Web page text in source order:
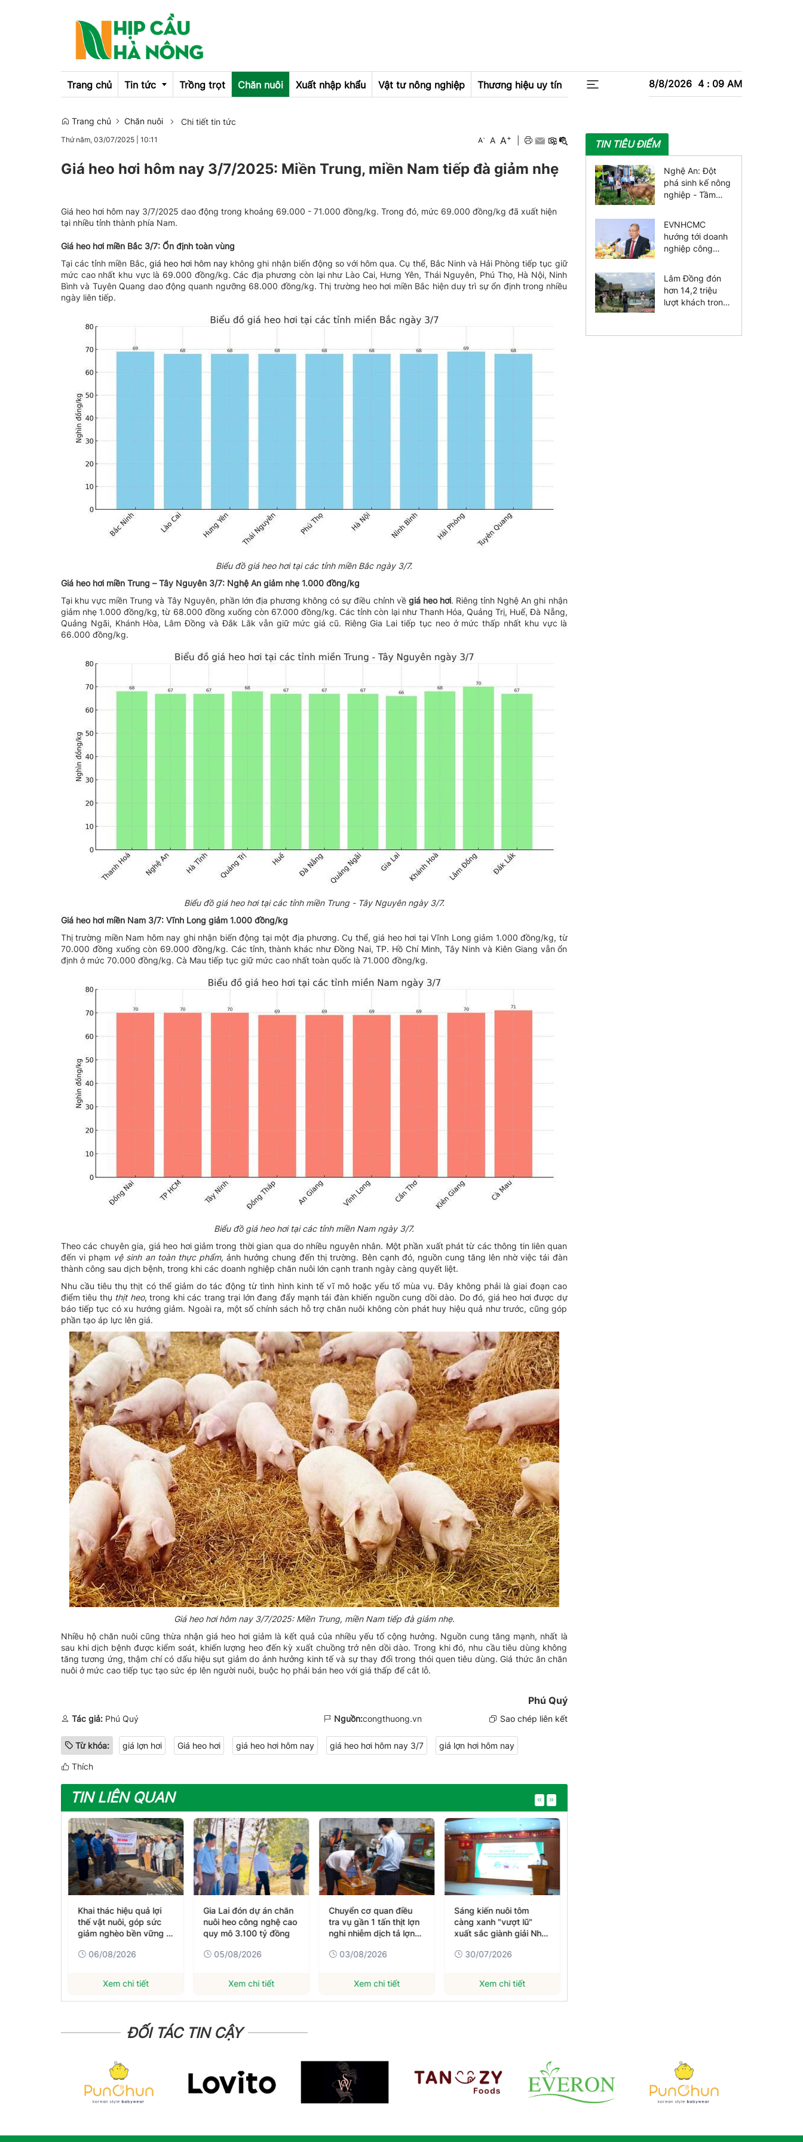
8/8/2026 4 : 09 AM
Trang chủ Tin tức
Emagazine
OCOP
Trồng trọt Chăn nuôi Xuất nhập khẩu Vật tư nông nghiệp Thương hiệu uy tín
Trang chủ Chăn nuôi Chi tiết tin tức
Thứ năm, 03/07/2025 10:11 A- A A+
Giá heo hơi hôm nay 3/7/2025: Miền Trung, miền Nam tiếp đà giảm nhẹ
Giá heo hơi hôm nay 3/7/2025 dao động trong khoảng 69.000 - 71.000 đồng/kg. Trong đó, mức 69.000 đồng/kg đã xuất hiện
tại nhiều tỉnh thành phía Nam.
Giá heo hơi miền Bắc 3/7: Ổn định toàn vùng
Tại các tỉnh miền Bắc, giá heo hơi hôm nay không ghi nhận biến động so với hôm qua. Cụ thể, Bắc Ninh và Hải Phòng tiếp tục giữ
mức cao nhất khu vực là 69.000 đồng/kg. Các địa phương còn lại như Lào Cai, Hưng Yên, Thái Nguyên, Phú Thọ, Hà Nội, Ninh
Bình và Tuyên Quang dao động quanh ngưỡng 68.000 đồng/kg. Thị trường heo hơi miền Bắc hiện duy trì sự ổn định trong nhiều
ngày liên tiếp.
Biểu đồ giá heo hơi tại các tỉnh miền Bắc ngày 3/7.
Giá heo hơi miền Trung – Tây Nguyên 3/7: Nghệ An giảm nhẹ 1.000 đồng/kg
Tại khu vực miền Trung và Tây Nguyên, phần lớn địa phương không có sự điều chỉnh về giá heo hơi. Riêng tỉnh Nghệ An ghi nhận
giảm nhẹ 1.000 đồng/kg, từ 68.000 đồng xuống còn 67.000 đồng/kg. Các tỉnh còn lại như Thanh Hóa, Quảng Trị, Huế, Đà Nẵng,
Quảng Ngãi, Khánh Hòa, Lâm Đồng và Đắk Lắk vẫn giữ mức giá cũ. Riêng Gia Lai tiếp tục neo ở mức thấp nhất khu vực là
66.000 đồng/kg.
Biểu đồ giá heo hơi tại các tỉnh miền Trung - Tây Nguyên ngày 3/7.
Giá heo hơi miền Nam 3/7: Vĩnh Long giảm 1.000 đồng/kg
Thị trường miền Nam hôm nay ghi nhận biến động tại một địa phương. Cụ thể, giá heo hơi tại Vĩnh Long giảm 1.000 đồng/kg, từ
70.000 đồng xuống còn 69.000 đồng/kg. Các tỉnh, thành khác như Đồng Nai, TP. Hồ Chí Minh, Tây Ninh và Kiên Giang vẫn ổn
định ở mức 70.000 đồng/kg. Cà Mau tiếp tục giữ mức cao nhất toàn quốc là 71.000 đồng/kg.
Biểu đồ giá heo hơi tại các tỉnh miền Nam ngày 3/7.
Theo các chuyên gia, giá heo hơi giảm trong thời gian qua do nhiều nguyên nhân. Một phần xuất phát từ các thông tin liên quan
đến vi phạm vệ sinh an toàn thực phẩm, ảnh hưởng chung đến thị trường. Bên cạnh đó, nguồn cung tăng lên nhờ việc tái đàn
thành công sau dịch bệnh, trong khi các doanh nghiệp chăn nuôi lớn cạnh tranh ngày càng quyết liệt.
Nhu cầu tiêu thụ thịt có thể giảm do tác động từ tình hình kinh tế vĩ mô hoặc yếu tố mùa vụ. Đây không phải là giai đoạn cao
điểm tiêu thụ thịt heo, trong khi các trang trại lớn đang đẩy mạnh tái đàn khiến nguồn cung dồi dào. Do đó, giá heo hơi được dự
báo tiếp tục có xu hướng giảm. Ngoài ra, một số chính sách hỗ trợ chăn nuôi không còn phát huy hiệu quả như trước, cũng góp
phần tạo áp lực lên giá.
Giá heo hơi hôm nay 3/7/2025: Miền Trung, miền Nam tiếp đà giảm nhẹ.
Nhiều hộ chăn nuôi cũng thừa nhận giá heo hơi giảm là kết quả của nhiều yếu tố cộng hưởng. Nguồn cung tăng mạnh, nhất là
sau khi dịch bệnh được kiểm soát, khiến lượng heo đến kỳ xuất chuồng trở nên dồi dào. Trong khi đó, nhu cầu tiêu dùng không
tăng tương ứng, thậm chí có dấu hiệu sụt giảm do ảnh hưởng kinh tế và sự thay đổi trong thói quen tiêu dùng. Giá thức ăn chăn
nuôi ở mức cao tiếp tục tạo sức ép lên người nuôi, buộc họ phải bán heo với giá thấp để cắt lỗ.
Phú Quý
Tác giả: Phú Quý Nguồn:congthuong.vn Sao chép liên kết
Từ khóa: giá lợn hơi Giá heo hơi giá heo hơi hôm nay giá heo hơi hôm nay 3/7 giá lợn hơi hôm nay
Thích
TIN LIÊN QUAN
Khai thác hiệu quả lợi
thế vật nuôi, góp sức
giảm nghèo bền vững ở
06/08/2026
Xem chi tiết
Gia Lai đón dự án chăn
nuôi heo công nghệ cao
quy mô 3.100 tỷ đồng
05/08/2026
Xem chi tiết
Chuyển cơ quan điều
tra vụ gần 1 tấn thịt lợn
nghi nhiễm dịch tả lợn
03/08/2026
Xem chi tiết
Sáng kiến nuôi tôm
càng xanh "vượt lũ"
xuất sắc giành giải Nhất
triển kinh tế nông
biến đổi khí hậu
30/07/2026
Xem chi tiết
TIN TIÊU ĐIỂM
Nghệ An: Đột
phá sinh kế nông
nghiệp - Tầm
vững
EVNHCMC
hướng tới doanh
nghiệp công
diện vào năm
2030
Lâm Đồng đón
hơn 14,2 triệu
lượt khách trong
ĐỐI TÁC TIN CẬY